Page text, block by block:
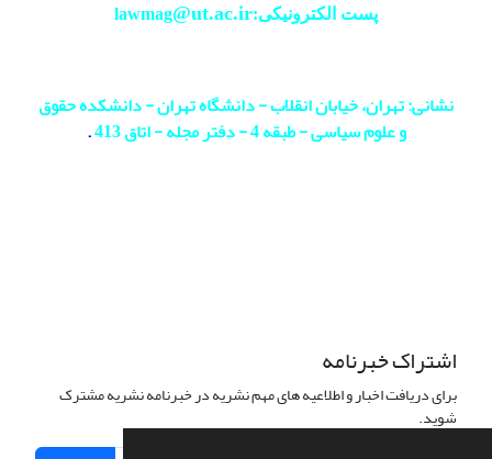
پست الکترونیکی:lawmag@ut.ac.ir
نشانی: تهران، خیابان انقلاب - دانشگاه تهران - دانشکده حقوق
و علوم سیاسی - طبقه 4 - دفتر مجله - اتاق 413
.
اشتراک خبرنامه
برای دریافت اخبار و اطلاعیه های مهم نشریه در خبرنامه نشریه مشترک
شوید.